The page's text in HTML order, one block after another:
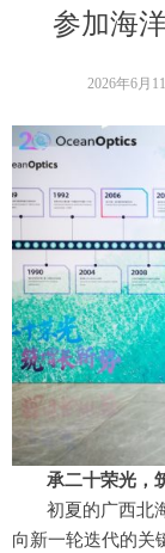
参加海
承二十荣光，
初夏的广西北
向新一轮迭代的关
2026年6月